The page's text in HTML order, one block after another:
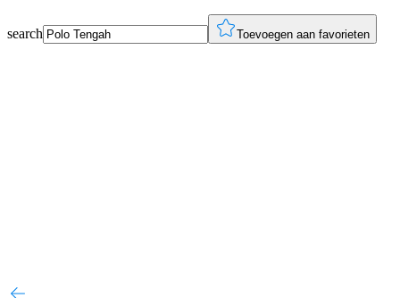
search Toevoegen aan favorieten